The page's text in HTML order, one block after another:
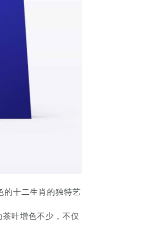
的十二生肖的独特艺
叶增色不少，不仅